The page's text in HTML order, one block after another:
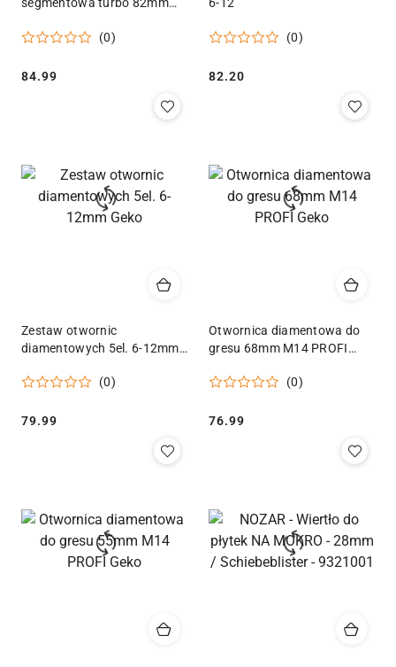
segmentowa turbo 82mm
(0)
Cena:
84.99
6-12
(0)
Cena:
82.20
Zestaw otwornic
diamentowych 5el. 6-12mm
(0)
Cena:
79.99
Otwornica diamentowa do
gresu 68mm M14 PROFI
(0)
Cena:
76.99